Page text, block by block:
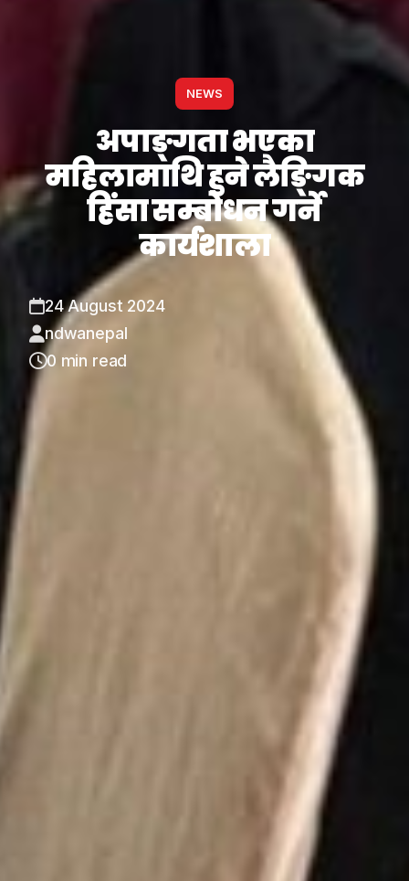
NEWS
अपाङ्गता भएका
महिलामाथि हुने लैङ्गिक
हिंसा सम्बोधन गर्ने
कार्यशाला
24 August 2024
ndwanepal
0 min read